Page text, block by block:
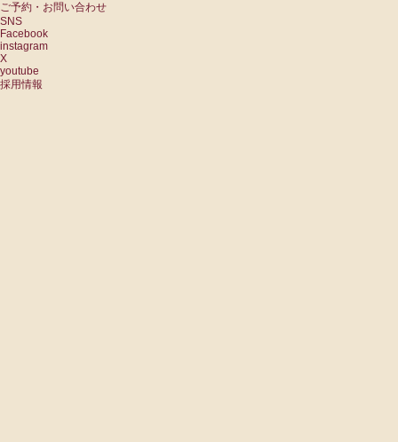
ご予約・お問い合わせ
SNS
Facebook
instagram
X
youtube
採用情報